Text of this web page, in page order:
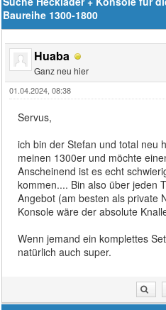
Baureihe 1300-1800
Huaba
Ganz neu hier
01.04.2024, 08:38
Servus,
ich bin der Stefan und total neu
meinen 1300er und möchte
Anscheinend ist es echt
kommen.... Bin also über jeden
Angebot (am besten als private
Konsole wäre der absolute
Wenn jemand ein komplettes
natürlich auch super.